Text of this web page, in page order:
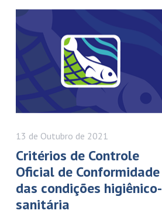
13 de Outubro de 2021
Critérios de Controle
Oficial de Conformidade
das condições higiênico-
sanitária